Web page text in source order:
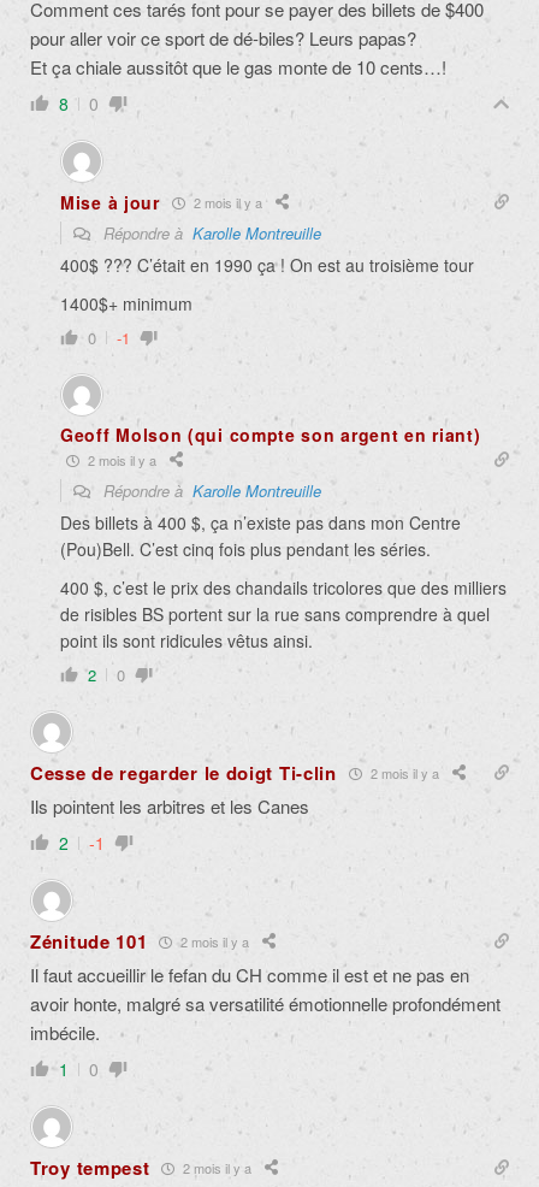
Comment ces tarés font pour se payer des billets de $400
pour aller voir ce sport de dé-biles? Leurs papas?
Et ça chiale aussitôt que le gas monte de 10 cents…!
8 0
Mise à jour 2 mois il y a
Répondre à Karolle Montreuille
400$ ??? C’était en 1990 ça ! On est au troisième tour
1400$+ minimum
0 -1
Geoff Molson (qui compte son argent en riant)
2 mois il y a
Répondre à Karolle Montreuille
Des billets à 400 $, ça n’existe pas dans mon Centre
(Pou)Bell. C’est cinq fois plus pendant les séries.
400 $, c’est le prix des chandails tricolores que des milliers
de risibles BS portent sur la rue sans comprendre à quel
point ils sont ridicules vêtus ainsi.
2 0
Cesse de regarder le doigt Ti-clin 2 mois il y a
Ils pointent les arbitres et les Canes
2 -1
Zénitude 101 2 mois il y a
Il faut accueillir le fefan du CH comme il est et ne pas en
avoir honte, malgré sa versatilité émotionnelle profondément
imbécile.
1 0
Troy tempest 2 mois il y a